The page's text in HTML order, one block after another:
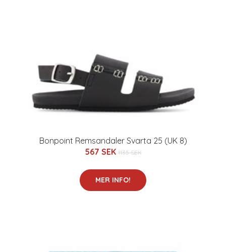
Bonpoint Remsandaler Svarta 25 (UK 8)
567 SEK 1135 SEK
MER INFO!